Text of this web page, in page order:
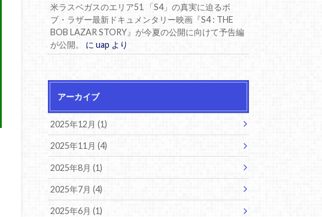
米ラスベガスのエリア51 「S4」の真実に迫るボ
ブ・ラザー最新ドキュメンタリー映画『S4 : THE
BOB LAZAR STORY』が今夏の公開に向けて予告編
が公開。
にuap より
アーカイブ
2025年12月 (1)
2025年11月 (4)
2025年8月 (1)
2025年7月 (4)
2025年6月 (1)